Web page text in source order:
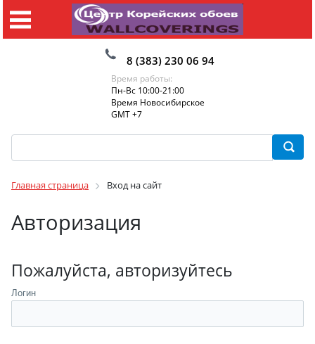
8 (383) 230 06 94
Время работы:
Пн-Вс 10:00-21:00
Время Новосибирское
GMT +7
Главная страница Вход на сайт
Авторизация
Пожалуйста, авторизуйтесь
Логин